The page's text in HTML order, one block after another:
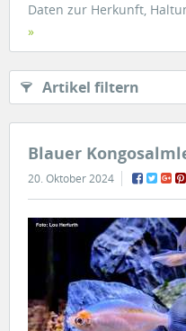
Daten zur Herkunft,
»
Artikel filtern
Blauer
20. Oktober 2024